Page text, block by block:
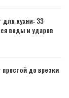
кухни: 33
воды и ударов
до врезки